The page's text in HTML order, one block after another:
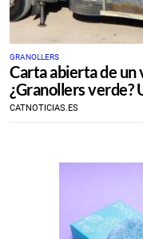
GRANOLLERS
Carta abierta de un
¿Granollers verde?
CATNOTICIAS.ES